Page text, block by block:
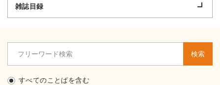
雑誌目録
検索
すべてのことばを含む